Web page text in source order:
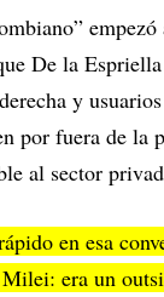
De la
y
por fuera de
al sector
en esa
era un